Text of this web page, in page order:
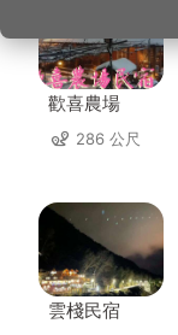
歡喜農場
286 公尺
雲棧民宿